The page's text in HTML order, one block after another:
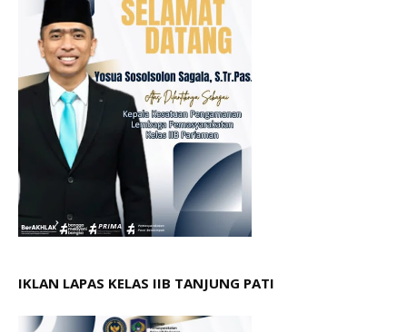
IKLAN LAPAS KELAS IIB TANJUNG PATI